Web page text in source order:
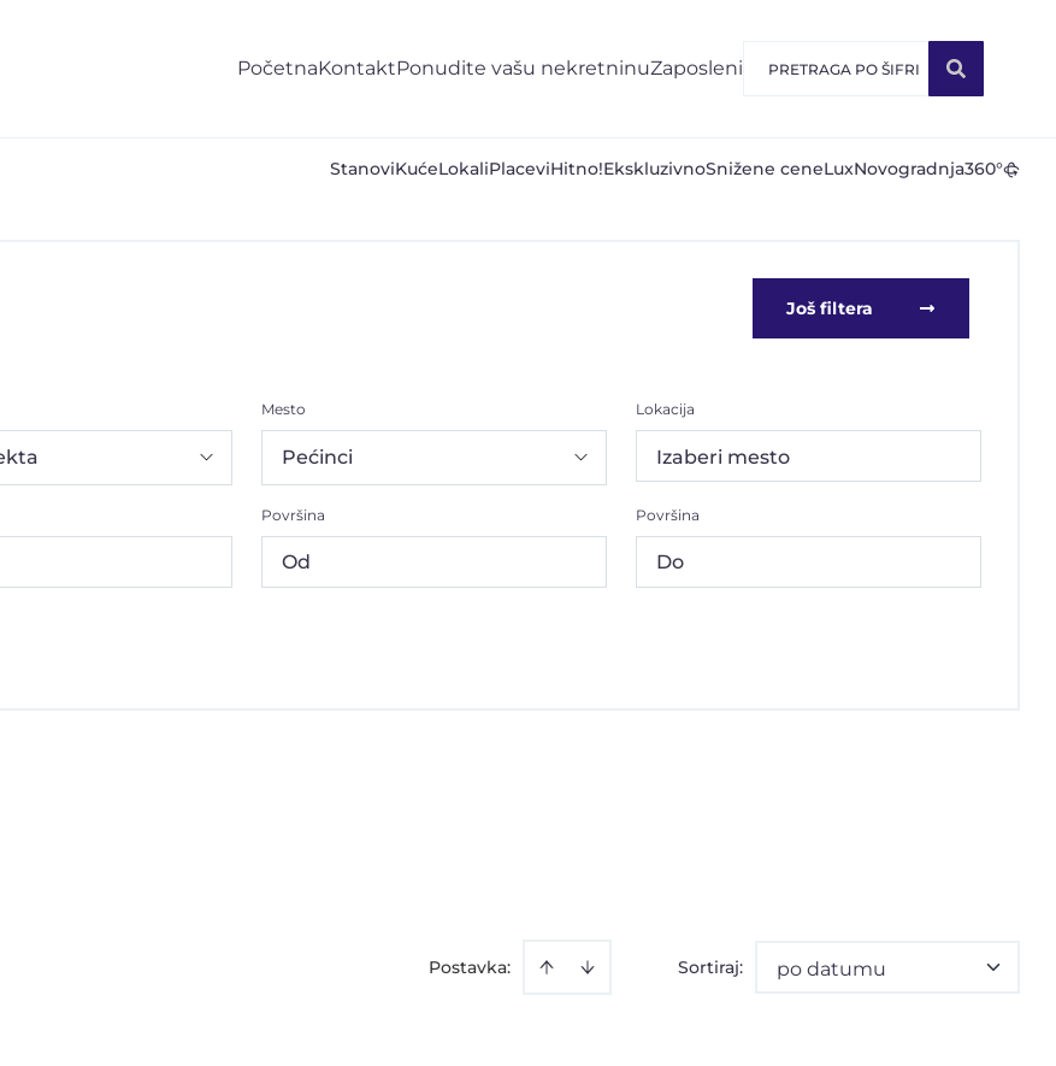
PočetnaKontaktPonudite vašu nekretninuZaposleni
StanoviKućeLokaliPlaceviHitno!EkskluzivnoSnižene ceneLuxNovogradnja360°
Još filtera
Mesto Lokacija
Izaberi mesto
Površina Površina
Postavka: Sortiraj: po datumu